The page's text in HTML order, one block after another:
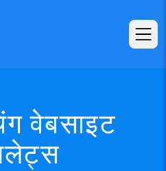
वेबसाइट